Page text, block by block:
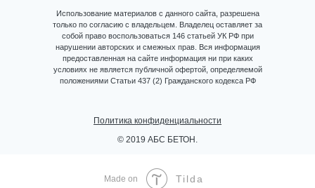
СОБСТВЕННАЯ
Аттестованная лаборатория
ввозимых инертных
бетонной смеси, ежедневно. Вы
Использование материалов с данного сайта, разрешена
только по согласию с владельцем. Владелец оставляет за
собой право воспользоваться 146 статьей УК РФ при
нарушении авторских и смежных прав. Вся информация
предоставленная на сайте информация ни при каких
условиях не является публичной офертой, определяемой
положениями Статьи 437 (2) Гражданского кодекса РФ
© 2019 АБС БЕТОН.
Политика конфиденциальности
Made on Tilda